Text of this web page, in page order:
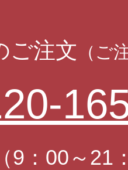
ご注文 （ご
（9：00～21